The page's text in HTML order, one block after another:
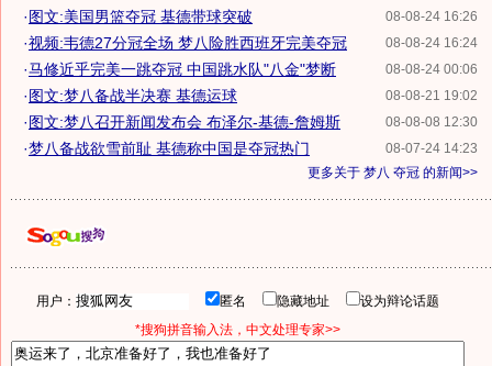
08-08-24 16:26
·图文:美国男篮夺冠 基德带球突破
08-08-24 16:24
·视频:韦德27分冠全场 梦八险胜西班牙完美夺冠
08-08-24 00:06
·马修近乎完美一跳夺冠 中国跳水队"八金"梦断
08-08-21 19:02
·图文:梦八备战半决赛 基德运球
08-08-08 12:30
·图文:梦八召开新闻发布会 布泽尔-基德-詹姆斯
08-07-24 14:23
·梦八备战欲雪前耻 基德称中国是夺冠热门
更多关于 梦八 夺冠 的新闻>>
用户： 匿名 隐藏地址
设为辩论话题
*搜狗拼音输入法，中文处理专家>>